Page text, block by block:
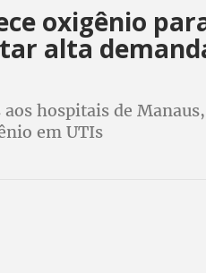
oxigênio
alta
hospitais de
em UTIs